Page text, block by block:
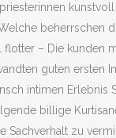
– Die kunden
guten ersten
intimen Erlebnis
billige
zu